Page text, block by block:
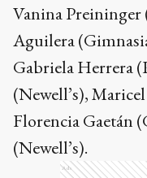
Vanina Preininger
Aguilera
Gabriela Herrera
(Newell’s),
Florencia Gaetán
(Newell’s).
Ads